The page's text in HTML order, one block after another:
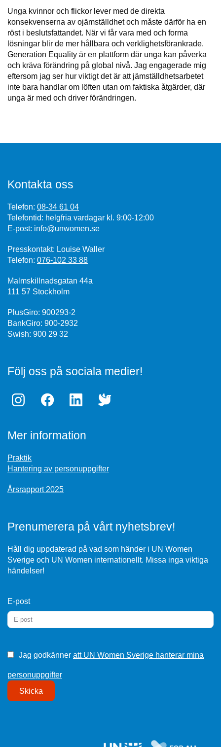
Unga kvinnor och flickor lever med de direkta
konsekvenserna av ojämställdhet och måste därför ha en
röst i beslutsfattandet. När vi får vara med och forma
lösningar blir de mer hållbara och verklighetsförankrade.
Generation Equality är en plattform där unga kan påverka
och kräva förändring på global nivå. Jag engagerade mig
eftersom jag ser hur viktigt det är att jämställdhetsarbetet
inte bara handlar om löften utan om faktiska åtgärder, där
unga är med och driver förändringen.
Kontakta oss
Telefon: 08-34 61 04
Telefontid: helgfria vardagar kl. 9:00-12:00
E-post: info@unwomen.se
Presskontakt: Louise Waller
Telefon: 076-102 33 88
Malmskillnadsgatan 44a
111 57 Stockholm
PlusGiro: 900293-2
BankGiro: 900-2932
Swish: 900 29 32
Följ oss på sociala medier!
Mer information
Praktik
Hantering av personuppgifter
Årsrapport 2025
Prenumerera på vårt nyhetsbrev!
Håll dig uppdaterad på vad som händer i UN Women
Sverige och UN Women internationellt. Missa inga viktiga
händelser!
E-post
Jag godkänner att UN Women Sverige hanterar mina
personuppgifter
Skicka